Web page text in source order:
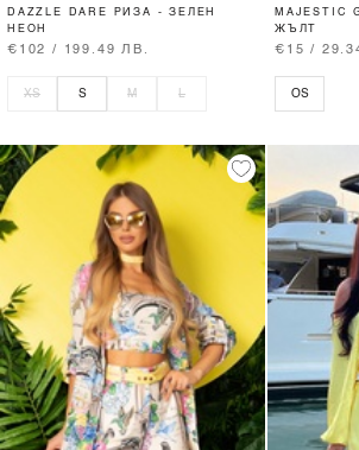
DAZZLE DARE РИЗА - ЗЕЛЕН
НЕОН
€102 / 199.49 ЛВ.
XS S M L
MAJESTIC
ЖЪЛТ
€15 /
OS